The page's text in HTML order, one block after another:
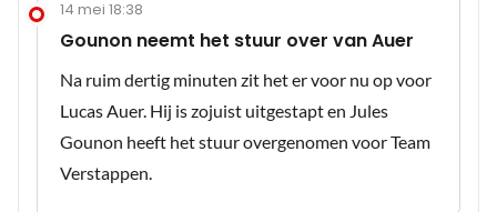
14 mei 18:38
Gounon neemt het stuur over van Auer
Na ruim dertig minuten zit het er voor nu op voor
Lucas Auer. Hij is zojuist uitgestapt en Jules
Gounon heeft het stuur overgenomen voor Team
Verstappen.